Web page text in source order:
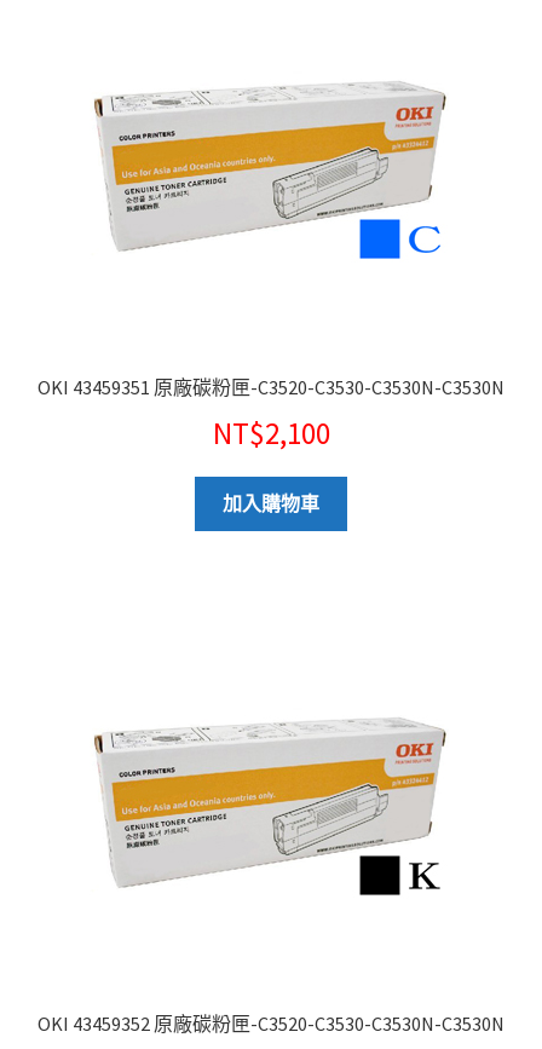
OKI 43459351 原廠碳粉匣-C3520-C3530-C3530N-C3530N
NT$2,100
加入購物車
OKI 43459352 原廠碳粉匣-C3520-C3530-C3530N-C3530N